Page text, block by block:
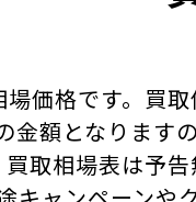
価格です。買
金額となります
取相場表は予